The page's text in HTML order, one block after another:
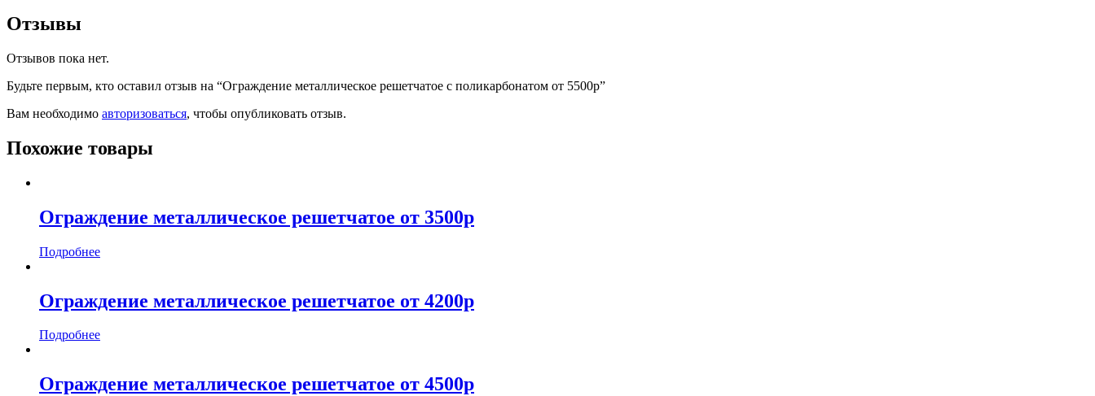
Отзывы
Отзывов пока нет.
Будьте первым, кто оставил отзыв на “Ограждение металлическое решетчатое с поликарбонатом от 5500р”
Вам необходимо авторизоваться, чтобы опубликовать отзыв.
Похожие товары
Ограждение металлическое решетчатое от 3500р
Подробнее
Ограждение металлическое решетчатое от 4200р
Подробнее
Ограждение металлическое решетчатое от 4500р